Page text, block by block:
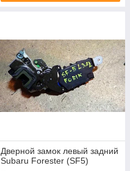
Дверной замок левый задний
Subaru Forester (SF5)